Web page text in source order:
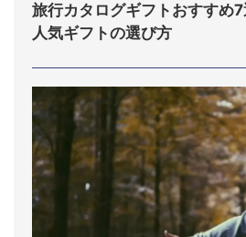
旅行カタログギフトおすすめ
人気ギフトの選び方